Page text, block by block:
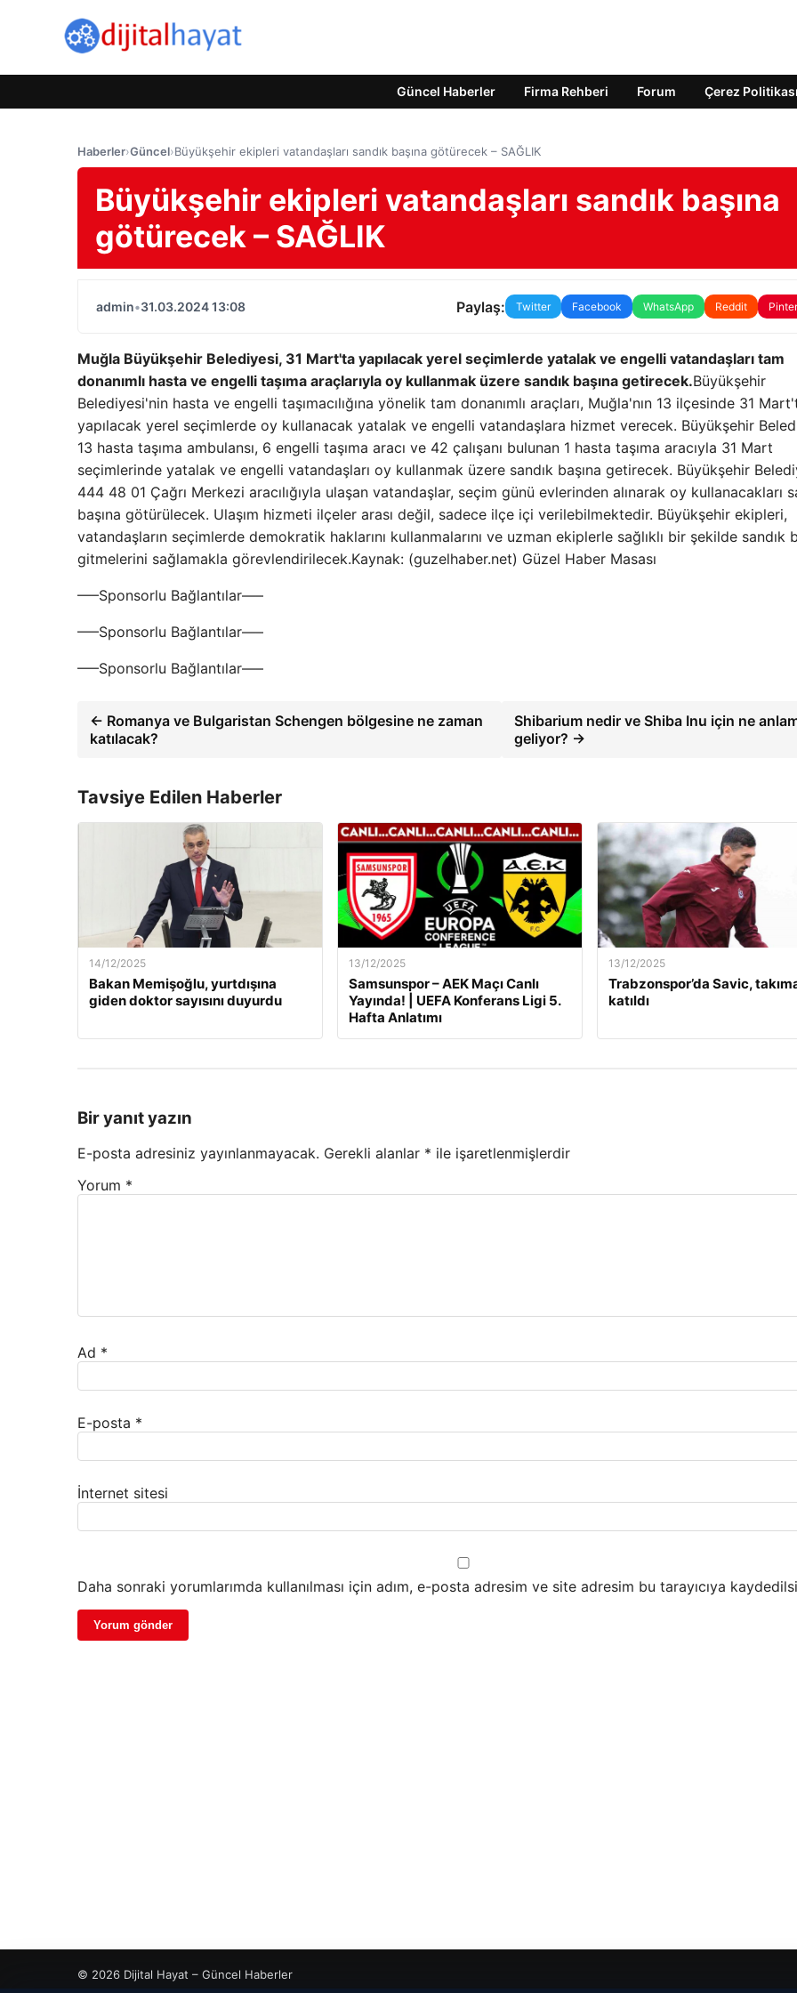
Güncel Haberler Firma Rehberi Forum Çerez Politikası
Haberler›Güncel›Büyükşehir ekipleri vatandaşları sandık başına götürecek – SAĞLIK
Büyükşehir ekipleri vatandaşları sandık başına
götürecek – SAĞLIK
admin•31.03.2024 13:08 Paylaş: Twitter Facebook WhatsApp Reddit
Muğla Büyükşehir Belediyesi, 31 Mart'ta yapılacak yerel seçimlerde yatalak ve engelli vatandaşları tam
donanımlı hasta ve engelli taşıma araçlarıyla oy kullanmak üzere sandık başına getirecek.Büyükşehir
Belediyesi'nin hasta ve engelli taşımacılığına yönelik tam donanımlı araçları, Muğla'nın 13 ilçesinde 31
yapılacak yerel seçimlerde oy kullanacak yatalak ve engelli vatandaşlara hizmet verecek. Büyükşehir
13 hasta taşıma ambulansı, 6 engelli taşıma aracı ve 42 çalışanı bulunan 1 hasta taşıma aracıyla 31 Mart
seçimlerinde yatalak ve engelli vatandaşları oy kullanmak üzere sandık başına getirecek. Büyükşehir
444 48 01 Çağrı Merkezi aracılığıyla ulaşan vatandaşlar, seçim günü evlerinden alınarak oy kullanacakları
başına götürülecek. Ulaşım hizmeti ilçeler arası değil, sadece ilçe içi verilebilmektedir. Büyükşehir ekipleri,
vatandaşların seçimlerde demokratik haklarını kullanmalarını ve uzman ekiplerle sağlıklı bir şekilde sandık
gitmelerini sağlamakla görevlendirilecek.Kaynak: (guzelhaber.net) Güzel Haber Masası
—–Sponsorlu Bağlantılar—–
—–Sponsorlu Bağlantılar—–
—–Sponsorlu Bağlantılar—–
← Romanya ve Bulgaristan Schengen bölgesine ne zaman
katılacak?
Shibarium nedir ve Shiba Inu için ne
geliyor? →
Tavsiye Edilen Haberler
14/12/2025
Bakan Memişoğlu, yurtdışına
giden doktor sayısını duyurdu
13/12/2025
Samsunspor – AEK Maçı Canlı
Yayında! | UEFA Konferans Ligi 5.
Hafta Anlatımı
13/12/2025
Trabzonspor’da Savic,
katıldı
Bir yanıt yazın
E-posta adresiniz yayınlanmayacak. Gerekli alanlar * ile işaretlenmişlerdir
Yorum *
Ad *
E-posta *
İnternet sitesi
Daha sonraki yorumlarımda kullanılması için adım, e-posta adresim ve site adresim bu tarayıcıya
© 2026 Dijital Hayat – Güncel Haberler